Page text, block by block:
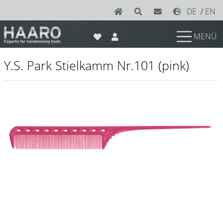
DE / EN
MENÜ
Scheren
e-kwip
Konayuki
Y.S. Park Stielkamm Nr.101 (pink)